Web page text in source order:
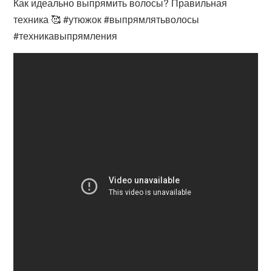
техника 🥰 #утюжок #выпрямлятьволосы
#техникавыпрямления